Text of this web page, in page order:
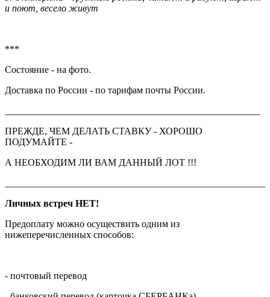
и поют, весело живут
***
Состояние - на фото.
Доставка по России - по тарифам почты России.
ПРЕЖДЕ, ЧЕМ ДЕЛАТЬ СТАВКУ - ХОРОШО
ПОДУМАЙТЕ -
А НЕОБХОДИМ ЛИ ВАМ ДАННЫЙ ЛОТ !!!
Личных встреч НЕТ!
Предоплату можно осуществить одним из
нижеперечисленных способов:
- почтовый перевод